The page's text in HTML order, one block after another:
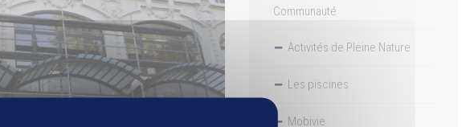
Communauté
Activités de Pleine Nature
Les piscines
Mobivie